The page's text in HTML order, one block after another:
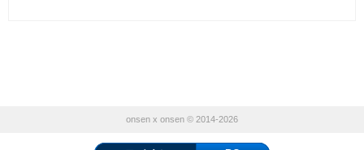
onsen x onsen © 2014-2026